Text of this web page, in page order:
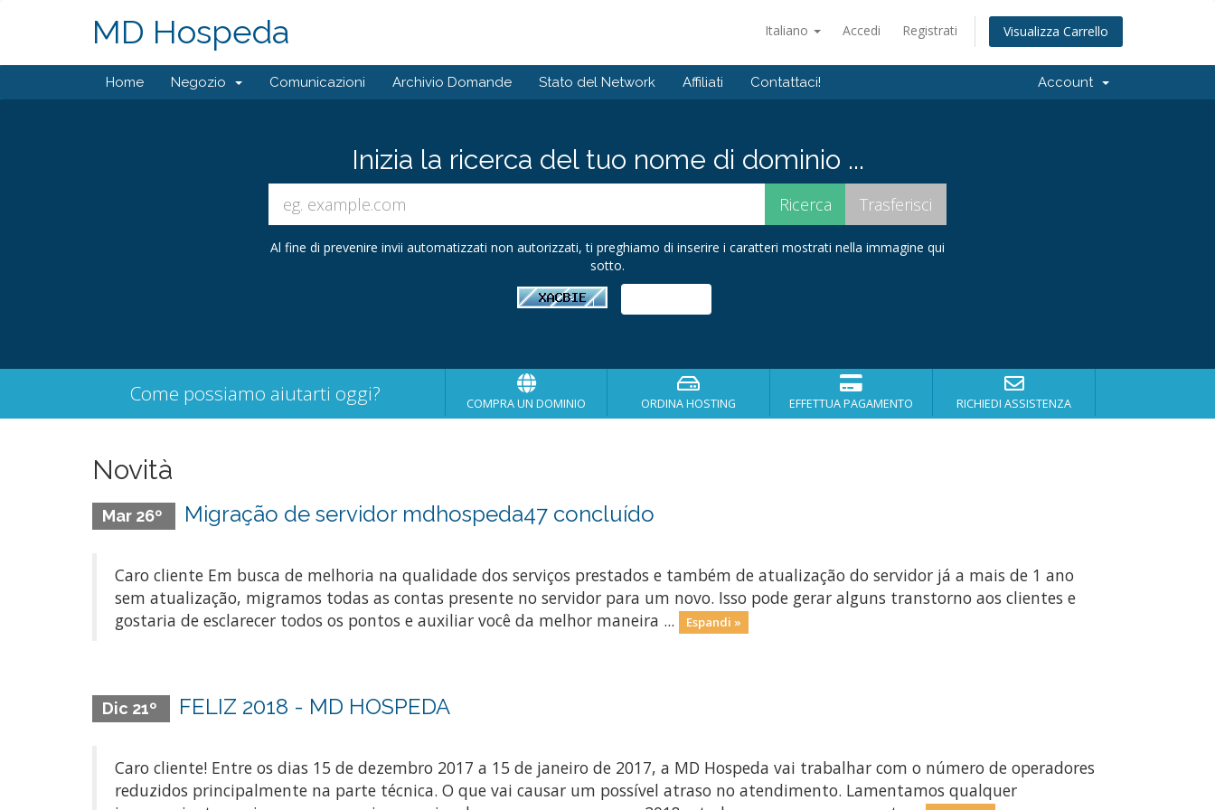
Italiano Accedi Registrati Visualizza Carrello
MD Hospeda
Home Negozio Comunicazioni Archivio Domande Stato del Network Affiliati Contattaci! Account
Inizia la ricerca del tuo nome di dominio ...
Al fine di prevenire invii automatizzati non autorizzati, ti preghiamo di inserire i caratteri mostrati nella immagine qui
sotto.
Come possiamo aiutarti oggi? COMPRA UN DOMINIO ORDINA HOSTING EFFETTUA PAGAMENTO RICHIEDI ASSISTENZA
Novità
Mar 26º Migração de servidor mdhospeda47 concluído
Caro cliente Em busca de melhoria na qualidade dos serviços prestados e também de atualização do servidor já a mais de 1 ano
sem atualização, migramos todas as contas presente no servidor para um novo. Isso pode gerar alguns transtorno aos clientes e
gostaria de esclarecer todos os pontos e auxiliar você da melhor maneira ...
Espandi »
Dic 21º FELIZ 2018 - MD HOSPEDA
Caro cliente! Entre os dias 15 de dezembro 2017 a 15 de janeiro de 2017, a MD Hospeda vai trabalhar com o número de operadores
reduzidos principalmente na parte técnica. O que vai causar um possível atraso no atendimento. Lamentamos qualquer